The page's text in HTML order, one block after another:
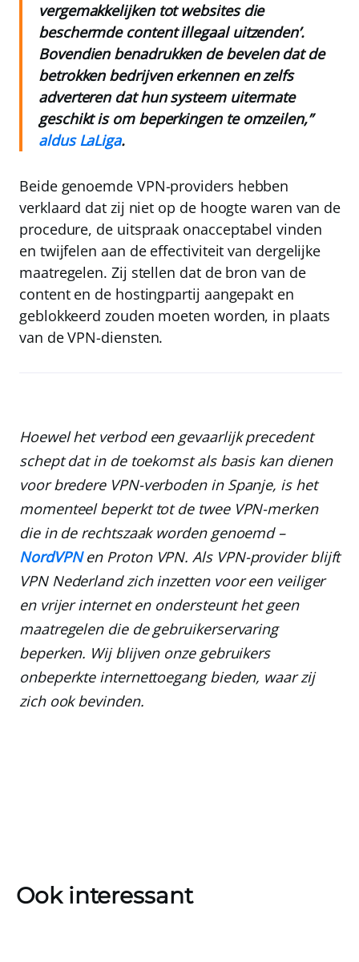
vergemakkelijken tot websites die
beschermde content illegaal uitzenden’.
Bovendien benadrukken de bevelen dat de
betrokken bedrijven erkennen en zelfs
adverteren dat hun systeem uitermate
geschikt is om beperkingen te omzeilen,”
aldus LaLiga.
Beide genoemde VPN-providers hebben
verklaard dat zij niet op de hoogte waren van de
procedure, de uitspraak onacceptabel vinden
en twijfelen aan de effectiviteit van dergelijke
maatregelen. Zij stellen dat de bron van de
content en de hostingpartij aangepakt en
geblokkeerd zouden moeten worden, in plaats
van de VPN-diensten.
Hoewel het verbod een gevaarlijk precedent
schept dat in de toekomst als basis kan dienen
voor bredere VPN-verboden in Spanje, is het
momenteel beperkt tot de twee VPN-merken
die in de rechtszaak worden genoemd –
NordVPNen Proton VPN. Als VPN-provider blijft
VPN Nederlandzich inzetten voor een veiliger
en vrijer internet en ondersteunt het geen
maatregelen die de gebruikerservaring
beperken. Wij blijven onze gebruikers
onbeperkte internettoegang bieden, waar zij
zich ook bevinden.
Ook interessant